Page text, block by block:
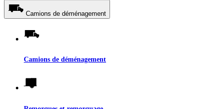
Camions de déménagement
Camions de déménagement